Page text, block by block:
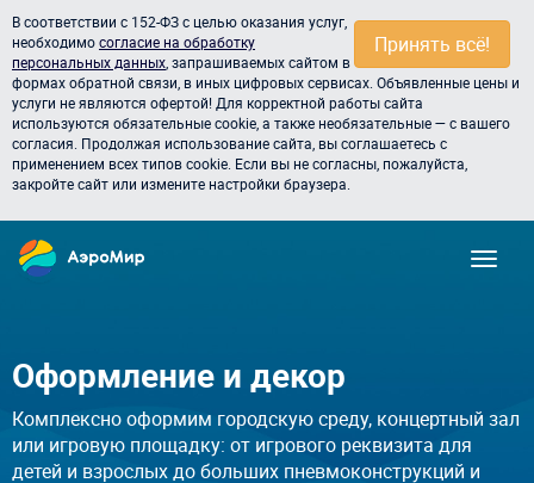
Принять всё!
В соответствии с 152-ФЗ с целью оказания услуг,
необходимосогласие на обработку
персональных данных , запрашиваемых сайтом в
формах обратной связи, в иных цифровых сервисах. Объявленные цены и
услуги не являются офертой! Для корректной работы сайта
используются обязательные cookie, а также необязательные — с вашего
согласия. Продолжая использование сайта, вы соглашаетесь с
применением всех типов cookie. Если вы не согласны, пожалуйста,
закройте сайт или измените настройки браузера.
Оформление и декор
Комплексно оформим городскую среду, концертный зал
или игровую площадку: от игрового реквизита для
детей и взрослых до больших пневмоконструкций и